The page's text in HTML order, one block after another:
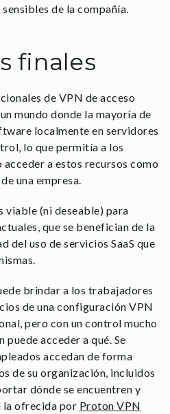
de la compañía.
finales
de VPN de acceso
mundo donde la mayoría de
localmente en servidores
lo que permitía a los
a estos recursos como
una empresa.
viable (ni deseable) para
que se benefician de la
uso de servicios SaaS que
brindar a los trabajadores
de una configuración VPN
pero con un control mucho
acceder a qué. Se
accedan de forma
de su organización, incluidos
dónde se encuentren y
la ofrecida por Proton VPN